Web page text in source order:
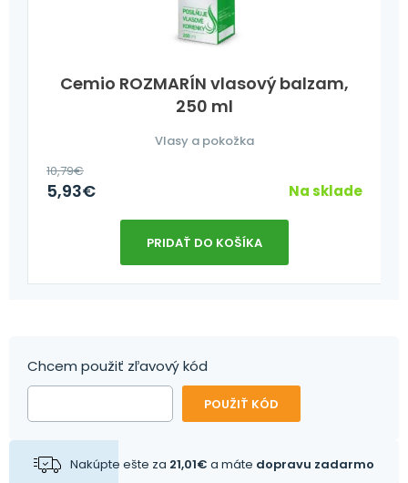
Cemio ROZMARÍN vlasový balzam,
250 ml
Vlasy a pokožka
10,79€
5,93€ Na sklade
PRIDAŤ DO KOŠÍKA
Chcem použiť zľavový kód
POUŽIŤ KÓD
Nakúpte ešte za 21,01€ a máte dopravu zadarmo